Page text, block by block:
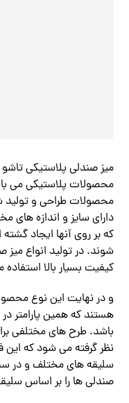
میز صندلی پلاستیکی
محصولات پلاستیکی می
محصولات طراحی و تولید
دارای سایز و اندازه های
که بر روی آنها ایجاد
شوند. در تولید انواع میز
کیفیت بسیار بالا
و در نهایت این نوع
هستند که همین پارامتر در
باشد. طرح‌ های مختلفی
نظر گرفته می‌ شود که
سلیقه های مختلف و در
صندلی ها را بر اساس